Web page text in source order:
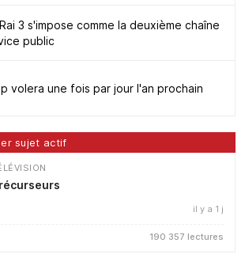
3 s'impose comme la deuxième chaîne
public
volera une fois par jour l'an prochain
sujet actif
il y a 1 j
190 357 lectures